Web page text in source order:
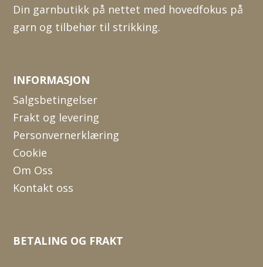
Din garnbutikk på nettet med hovedfokus på
garn og tilbehør til strikking.
INFORMASJON
Salgsbetingelser
Frakt og levering
Personvernerklæring
Cookie
Om Oss
Kontakt oss
BETALING OG FRAKT